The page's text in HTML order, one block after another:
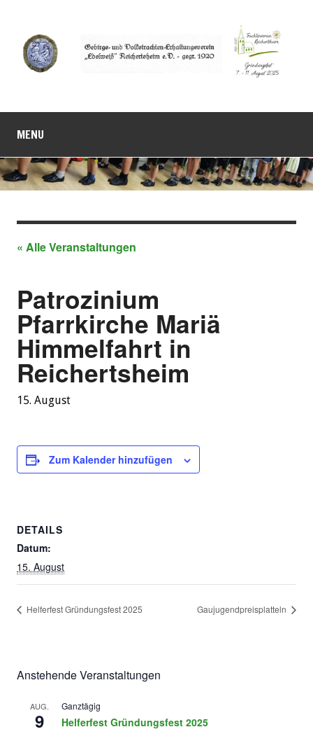
MENU
« Alle Veranstaltungen
Patrozinium
Pfarrkirche Mariä
Himmelfahrt in
Reichertsheim
15. August
Zum Kalender hinzufügen
DETAILS
Datum:
15. August
Helferfest Gründungsfest 2025 Gaujugendpreisplatteln
Anstehende Veranstaltungen
AUG.
9
Ganztägig
Helferfest Gründungsfest 2025